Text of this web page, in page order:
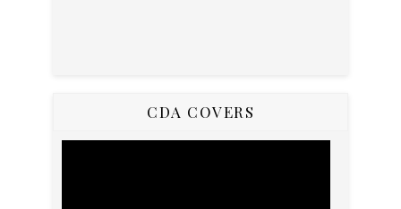
CDA COVERS